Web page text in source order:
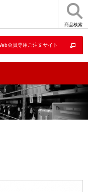
商品検索
会員専用ご注文サイト